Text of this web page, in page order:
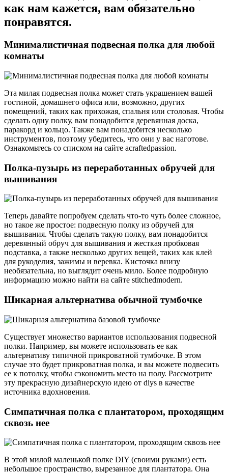
как нам кажется, вам обязательно
понравятся.
Минималистичная подвесная полка для любой
комнаты
Эта милая подвесная полка может стать украшением вашей
гостиной, домашнего офиса или, возможно, других
помещений, таких как прихожая, спальня или столовая. Чтобы
сделать одну полку, вам понадобится деревянная доска,
паракорд и кольцо. Также вам понадобится несколько
инструментов, поэтому убедитесь, что они у вас наготове.
Ознакомьтесь со списком на сайте acraftedpassion.
Полка-пузырь из переработанных обручей для
вышивания
Теперь давайте попробуем сделать что-то чуть более сложное,
но такое же простое: подвесную полку из обручей для
вышивания. Чтобы сделать такую полку, вам понадобится
деревянный обруч для вышивания и жесткая пробковая
подставка, а также несколько других вещей, таких как клей
для рукоделия, зажимы и веревка. Кисточка внизу
необязательна, но выглядит очень мило. Более подробную
информацию можно найти на сайте stitchedmodern.
Шикарная альтернатива обычной тумбочке
Существует множество вариантов использования подвесной
полки. Например, вы можете использовать ее как
альтернативу типичной прикроватной тумбочке. В этом
случае это будет прикроватная полка, и вы можете подвесить
ее к потолку, чтобы сэкономить место на полу. Рассмотрите
эту прекрасную дизайнерскую идею от diys в качестве
источника вдохновения.
Симпатичная полка с плантатором, проходящим
сквозь нее
В этой милой маленькой полке DIY (своими руками) есть
небольшое пространство, вырезанное для плантатора. Она